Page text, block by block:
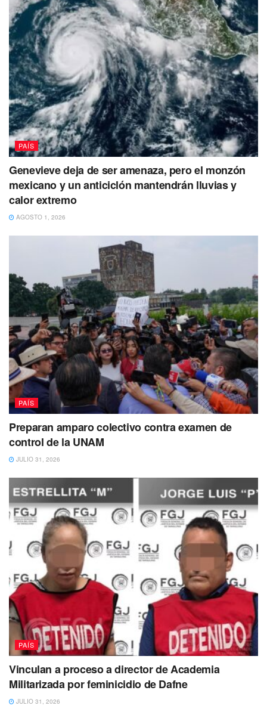
árboles.
Por último, los representantes de las empresas privadas
mencionaron que en el tramo 2 del Tren Maya ya hay
avances en montaje de vía, paso de fauna y obras de
drenaje, entre otros.
No puedes dejar de Leer
PAÍS
Genevieve deja de ser amenaza, pero el monzón
mexicano y un anticiclón mantendrán lluvias y
calor extremo
AGOSTO 1, 2026
PAÍS
Preparan amparo colectivo contra examen de
control de la UNAM
JULIO 31, 2026
PAÍS
Vinculan a proceso a director de Academia
Militarizada por feminicidio de Dafne
JULIO 31, 2026